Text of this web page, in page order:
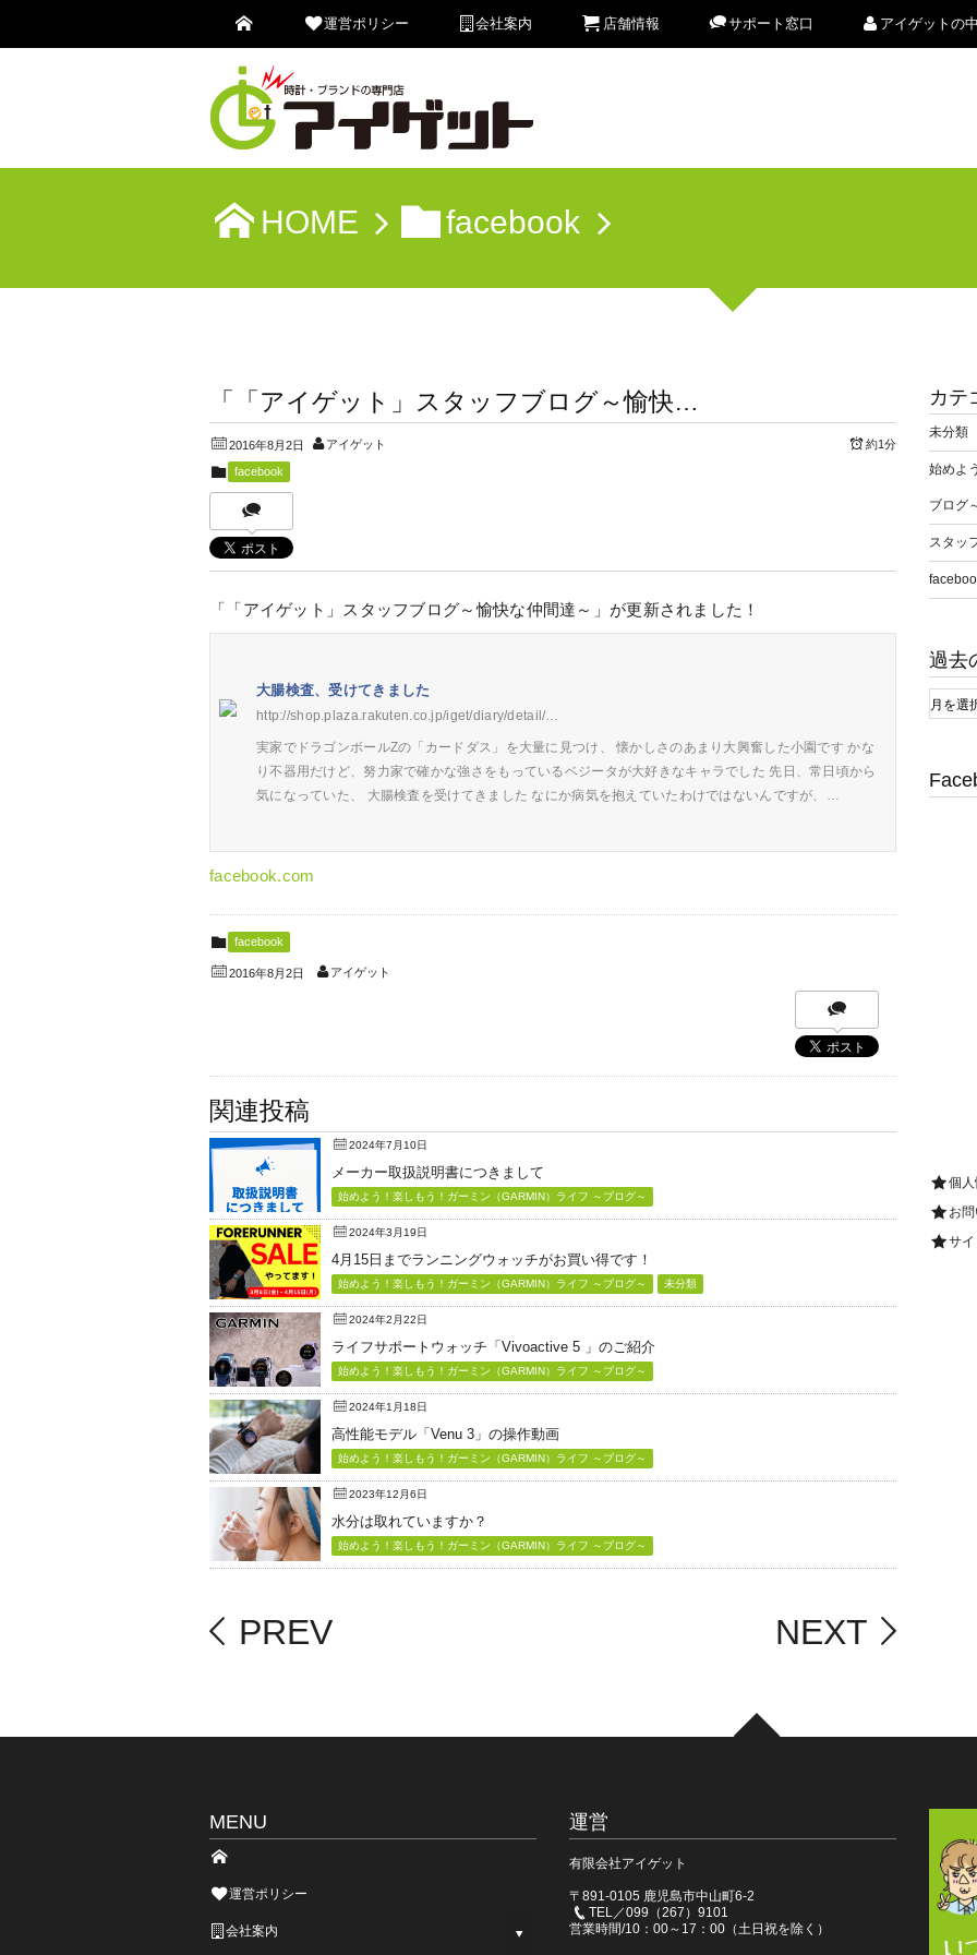
運営ポリシー 会社案内 店舗情報 サポート窓口 アイゲットの
HOME facebook
「「アイゲット」スタッフブログ～愉快…
2016年8月2日 アイゲット 約1分
facebook
「「アイゲット」スタッフブログ～愉快な仲間達～」が更新されました！
大腸検査、受けてきました
http://shop.plaza.rakuten.co.jp/iget/diary/detail/…
実家でドラゴンボールZの「カードダス」を大量に見つけ、 懐かしさのあまり大興奮した小園です かな
り不器用だけど、努力家で確かな強さをもっているベジータが大好きなキャラでした 先日、常日頃から
気になっていた、 大腸検査を受けてきました なにか病気を抱えていたわけではないんですが、…
facebook.com
facebook
2016年8月2日 アイゲット
関連投稿
2024年7月10日
メーカー取扱説明書につきまして
始めよう！楽しもう！ガーミン（GARMIN）ライフ ～ブログ～
2024年3月19日
4月15日までランニングウォッチがお買い得です！
始めよう！楽しもう！ガーミン（GARMIN）ライフ ～ブログ～ 未分類
2024年2月22日
ライフサポートウォッチ「Vivoactive 5 」のご紹介
始めよう！楽しもう！ガーミン（GARMIN）ライフ ～ブログ～
2024年1月18日
高性能モデル「Venu 3」の操作動画
始めよう！楽しもう！ガーミン（GARMIN）ライフ ～ブログ～
2023年12月6日
水分は取れていますか？
始めよう！楽しもう！ガーミン（GARMIN）ライフ ～ブログ～
PREV NEXT
カテ
未分類
始めよ
ブログ
スタッ
過去
個
お
サ
MENU
運営ポリシー
会社案内
運営
有限会社アイゲット
〒891-0105 鹿児島市中山町6-2
TEL／099（267）9101
営業時間/10：00～17：00（土日祝を除く）